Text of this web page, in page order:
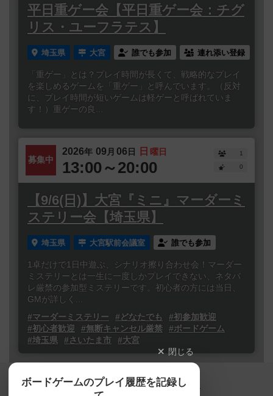
平日重ゲー会【平日重ゲー会：チグ
リス・ユーフラテス】
埼玉県 大宮 誰でも参加 連れ添い登録
「重ゲー」とは？プレイ時間が長くて、戦略的なプレイ
を楽しめるゲームを「重ゲー」と呼んでいます。（反対
に、プレイ時間が短いゲームは軽ゲーと呼ばれていま
す！）重ゲーの良...
募集中
2026年 09 月 06日 日 曜日
13:00～20:00
1
0
【9/6(日)】大宮『ミニ』マーダーミ
ステリー会【埼玉県】
埼玉県 大宮駅前会議室 誰でも参加
1卓だけで1日中遊ぶ、シナリオ擦り合わせ会！マーダー
ミステリーとは一生に一度しかプレイできない、ネタバ
レ厳禁の参加型ミステリーです。初心者の方には当日、
GMが詳しく...
#マーダーミステリー
#どなたでも
#初参加歓迎
#初心者歓迎
#無断キャンセル厳禁
#ボードゲーム
#埼玉県
#さいたま市
#大宮
閉じる
ボードゲームのプレイ履歴を記録し
【ボドゲーマ】ボードゲームの総合情報サイト